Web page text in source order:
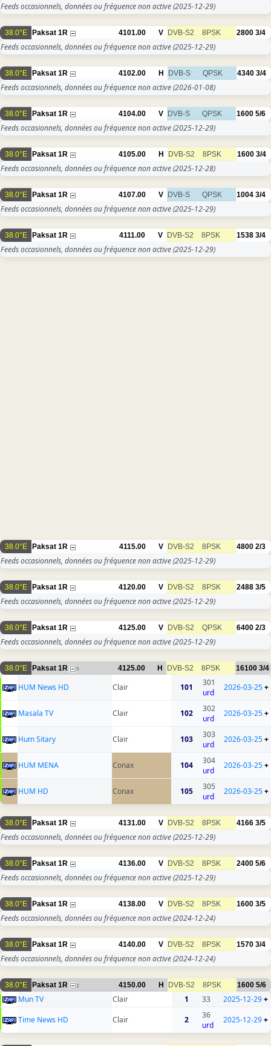
Feeds occasionnels, données ou fréquence non active(2025-12-29)
38.0°E Paksat 1R 4101.00 V DVB-S2 8PSK 2800 3/4
Feeds occasionnels, données ou fréquence non active(2025-12-29)
38.0°E Paksat 1R 4102.00 H DVB-S QPSK 4340 3/4
Feeds occasionnels, données ou fréquence non active(2026-01-08)
38.0°E Paksat 1R 4104.00 V DVB-S QPSK 1600 5/6
Feeds occasionnels, données ou fréquence non active(2025-12-29)
38.0°E Paksat 1R 4105.00 H DVB-S2 8PSK 1600 3/4
Feeds occasionnels, données ou fréquence non active(2025-12-28)
38.0°E Paksat 1R 4107.00 V DVB-S QPSK 1004 3/4
Feeds occasionnels, données ou fréquence non active(2025-12-29)
38.0°E Paksat 1R 4111.00 V DVB-S2 8PSK 1538 3/4
Feeds occasionnels, données ou fréquence non active(2025-12-29)
38.0°E Paksat 1R 4115.00 V DVB-S2 8PSK 4800 2/3
Feeds occasionnels, données ou fréquence non active(2025-12-29)
38.0°E Paksat 1R 4120.00 V DVB-S2 8PSK 2488 3/5
Feeds occasionnels, données ou fréquence non active(2025-12-29)
38.0°E Paksat 1R 4125.00 V DVB-S2 QPSK 6400 2/3
Feeds occasionnels, données ou fréquence non active(2025-12-29)
38.0°E Paksat 1R 5 4125.00 H DVB-S2 8PSK 16100 3/4
HUM News HD Clair 101
301
urd
2026-03-25+
Masala TV Clair 102
302
urd
2026-03-25+
Hum Sitary Clair 103
303
urd
2026-03-25+
HUM MENA Conax 104
304
urd
2026-03-25+
HUM HD Conax 105
305
urd
2026-03-25+
38.0°E Paksat 1R 4131.00 V DVB-S2 8PSK 4166 3/5
Feeds occasionnels, données ou fréquence non active(2025-12-29)
38.0°E Paksat 1R 4136.00 V DVB-S2 8PSK 2400 5/6
Feeds occasionnels, données ou fréquence non active(2025-12-29)
38.0°E Paksat 1R 4138.00 V DVB-S2 8PSK 1600 3/5
Feeds occasionnels, données ou fréquence non active(2024-12-24)
38.0°E Paksat 1R 4140.00 V DVB-S2 8PSK 1570 3/4
Feeds occasionnels, données ou fréquence non active(2024-12-24)
38.0°E Paksat 1R 2 4150.00 H DVB-S2 8PSK 1600 5/6
Mun TV Clair 1 33 2025-12-29+
Time News HD
Clair 2
36
urd
2025-12-29+